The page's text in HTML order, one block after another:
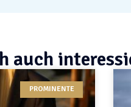
auch
PROMINENTE